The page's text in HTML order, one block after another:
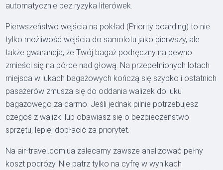
automatycznie bez ryzyka literówek.
Pierwszeństwo wejścia na pokład (Priority boarding) to nie
tylko możliwość wejścia do samolotu jako pierwszy, ale
także gwarancja, że Twój bagaż podręczny na pewno
zmieści się na półce nad głową. Na przepełnionych lotach
miejsca w lukach bagażowych kończą się szybko i ostatnich
pasażerów zmusza się do oddania walizek do luku
bagażowego za darmo. Jeśli jednak pilnie potrzebujesz
czegoś z walizki lub obawiasz się o bezpieczeństwo
sprzętu, lepiej dopłacić za priorytet.
Na air-travel.com.ua zalecamy zawsze analizować pełny
koszt podróży. Nie patrz tylko na cyfrę w wynikach